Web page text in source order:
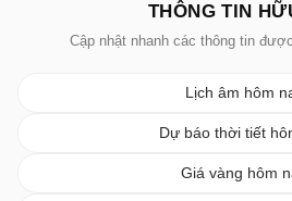
THÔNG TIN
Cập nhật nhanh các thông tin
Lịch âm hôm
Dự báo thời tiết
Giá vàng hôm